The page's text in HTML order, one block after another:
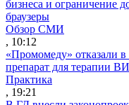
бизнеса и ограничение
браузеры
Обзор СМИ
, 10:12
«Промомеду» отказали
препарат для терапии
Практика
, 19:21